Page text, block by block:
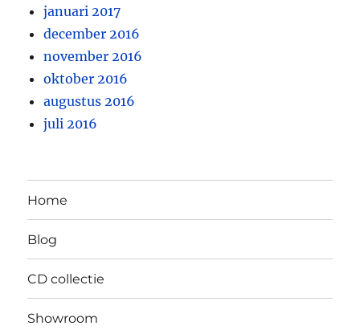
januari 2017
december 2016
november 2016
oktober 2016
augustus 2016
juli 2016
Home
Blog
CD collectie
Showroom